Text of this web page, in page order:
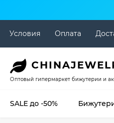
Условия Оплата
CHINA
Оптовый гипермаркет бижутерии и
SALE до -50%